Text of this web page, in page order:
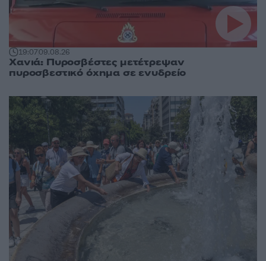
19:0709.08.26
Χανιά: Πυροσβέστες μετέτρεψαν
πυροσβεστικό όχημα σε ενυδρείο